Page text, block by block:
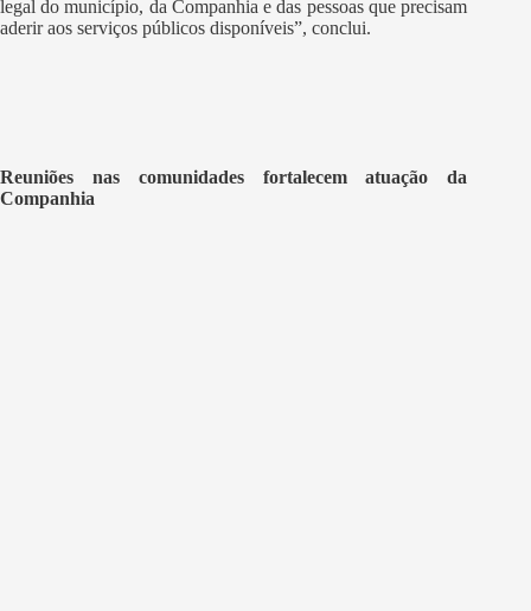
legal do município, da Companhia e das pessoas que precisam
aderir aos serviços públicos disponíveis”, conclui.
Reuniões nas comunidades fortalecem atuação da
Companhia